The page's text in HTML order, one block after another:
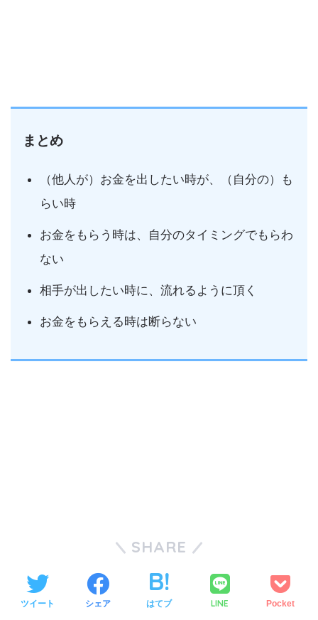
まとめ
（他人が）お金を出したい時が、（自分の）も
らい時
お金をもらう時は、自分のタイミングでもらわ
ない
相手が出したい時に、流れるように頂く
お金をもらえる時は断らない
SHARE
ツイート シェア はてブ LINE Pocket